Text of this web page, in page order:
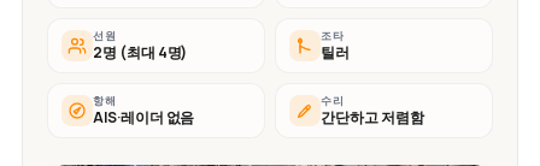
선원
2명 (최대 4명)
조타
틸러
항해
AIS·레이더 없음
수리
간단하고 저렴함